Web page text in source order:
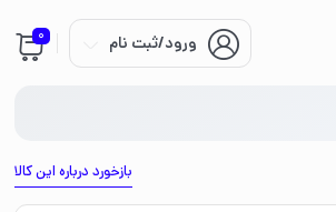
ورود/ثبت نام 0
بازخورد درباره این کالا